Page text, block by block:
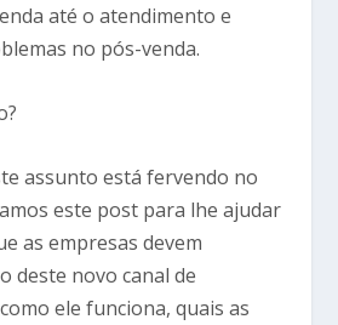
até o atendimento e
no pós-venda.
assunto está fervendo no
este post para lhe ajudar
as empresas devem
deste novo canal de
ele funciona, quais as